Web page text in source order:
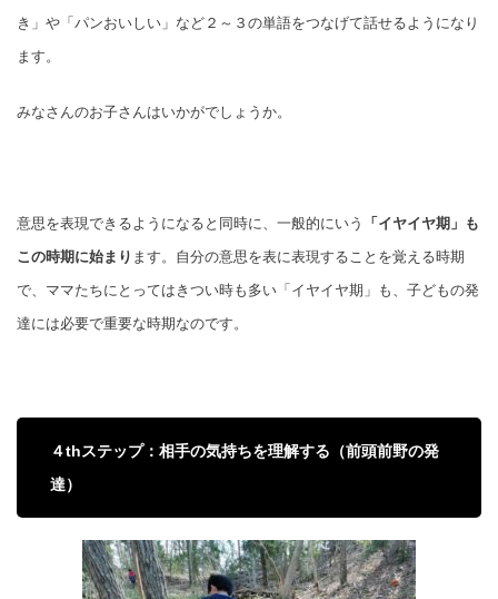
き」や「パンおいしい」など２～３の単語をつなげて話せるようになり
ます。
みなさんのお子さんはいかがでしょうか。
意思を表現できるようになると同時に、一般的にいう 「イヤイヤ期」も
この時期に始まり ます。自分の意思を表に表現することを覚える時期
で、ママたちにとってはきつい時も多い「イヤイヤ期」も、子どもの発
達には必要で重要な時期なのです。
４thステップ：相手の気持ちを理解する（前頭前野の発
達）